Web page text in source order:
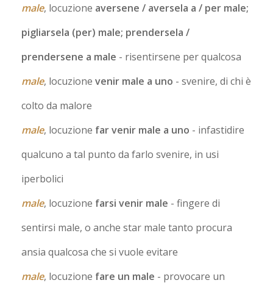
male, locuzione aversene / aversela a / per male;
pigliarsela (per) male; prendersela /
prendersene a male - risentirsene per qualcosa
male, locuzione venir male a uno - svenire, di chi è
colto da malore
male, locuzione far venir male a uno - infastidire
qualcuno a tal punto da farlo svenire, in usi
iperbolici
male, locuzione farsi venir male - fingere di
sentirsi male, o anche star male tanto procura
ansia qualcosa che si vuole evitare
male, locuzione fare un male - provocare un